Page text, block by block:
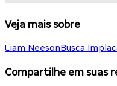
Veja mais sobre
Liam NeesonBusca
Compartilhe em suas